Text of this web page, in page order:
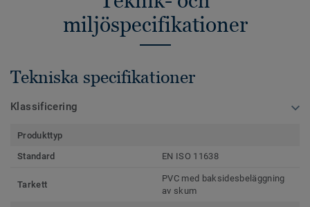
miljöspecifikationer
Tekniska specifikationer
Klassificering
Produkttyp
Standard
EN ISO 11638
Tarkett
PVC med baksidesbeläggning
av skum